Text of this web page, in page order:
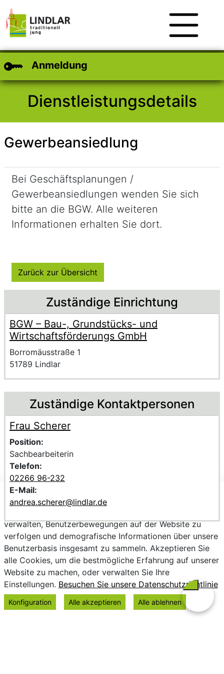
Anmeldung
Dienstleistungsdetails
Gewerbeansiedlung
Kurzbeschreibung
Bei Geschäftsplanungen /
Gewerbeansiedlungen wenden Sie sich
bitte an die BGW. Alle weiteren
Informationen erhalten Sie dort.
Zurück zur Übersicht
Beschreibung
Zuständige Einrichtung
Name der Einrichtung
BGW – Bau-, Grundstücks- und
Wirtschaftsförderungs GmbH
Anschrift der Einrichtung
Strasse und Hausnummer
Borromäusstraße 1
PLZ und Ort
51789 Lindlar
Zuständige Kontaktpersonen
Beschreibung der zuständigen KontaktpersonFrau
Voller Name:
Frau Scherer
Position:
Sachbearbeiterin
Telefon:
02266 96-232
E-Mail:
andrea.scherer@lindlar.de
Wir verwenden Cookies, um personalisierte Inhalte
verwalten, Benutzerbewegungen auf der Website zu
verfolgen und demografische Informationen über unsere
Benutzerbasis insgesamt zu sammeln. Akzeptieren Sie
alle Cookies, um die bestmögliche Erfahrung auf unserer
Website zu machen, oder verwalten Sie Ihre
Einstellungen. Besuchen Sie unsere Datenschutzrichtlinie
Konfiguration Alle akzeptieren Alle ablehnen